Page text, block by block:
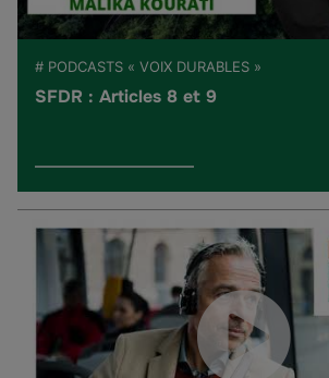
# PODCASTS « VOIX DURABLES »
SFDR : Articles 8 et 9